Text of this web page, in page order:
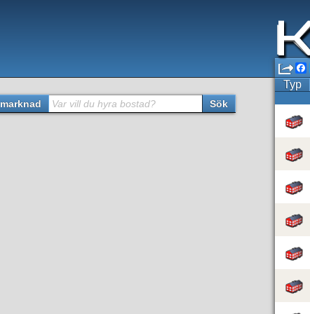
Typ
Var vill du hyra bostad? Sök